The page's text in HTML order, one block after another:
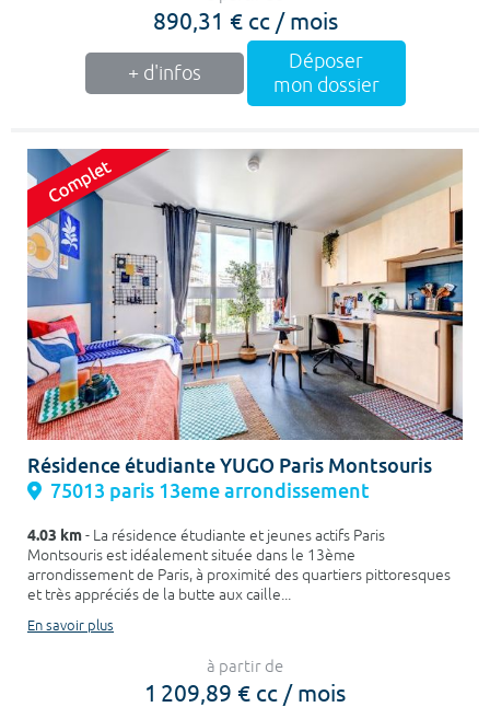
890,31 € cc / mois
+ d'infos
Déposer
mon dossier
Résidence étudiante YUGO Paris Montsouris
75013 paris 13eme arrondissement
4.03 km- La résidence étudiante et jeunes actifs Paris
Montsouris est idéalement située dans le 13ème
arrondissement de Paris, à proximité des quartiers pittoresques
et très appréciés de la butte aux caille...
En savoir plus
à partir de
1 209,89 € cc / mois